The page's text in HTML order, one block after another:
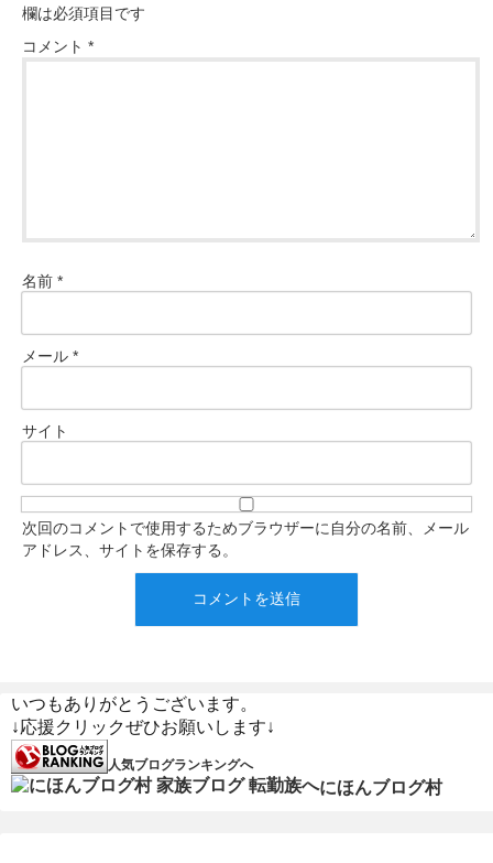
欄は必須項目です
コメント *
名前 *
メール *
サイト
次回のコメントで使用するためブラウザーに自分の名前、メール
アドレス、サイトを保存する。
いつもありがとうございます。
↓応援クリックぜひお願いします↓
人気ブログランキングへ
にほんブログ村